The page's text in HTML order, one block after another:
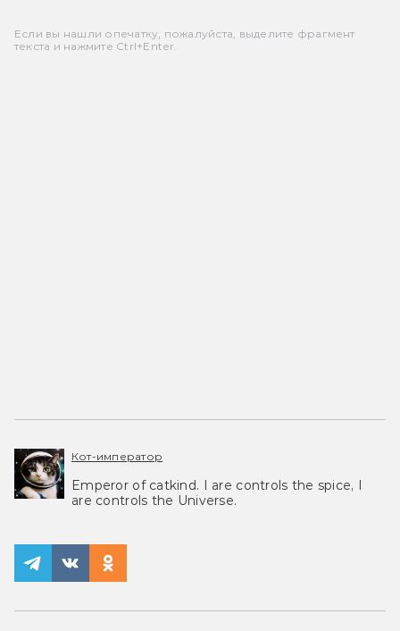
Если вы нашли опечатку, пожалуйста, выделите фрагмент
текста и нажмите Ctrl+Enter.
Кот-император
Emperor of catkind. I are controls the spice, I
are controls the Universe.